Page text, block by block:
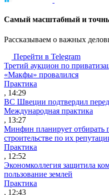
Cамый масштабный и
Рассказываем о важных
Перейти в Telegram
Третий аукцион по
«Макфы» провалился
Практика
, 14:29
ВС Швеции подтвердил
Международная практика
, 13:27
Минфин планирует отбирать
строительстве по их
Практика
, 12:52
Экономколлегия защитила
пользование землей
Практика
, 12:43